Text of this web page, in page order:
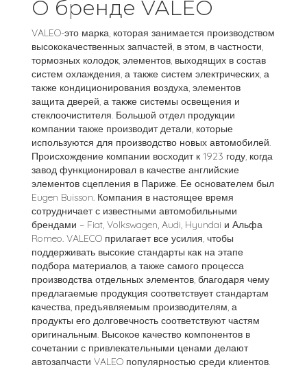
О бренде VALEO
VALEO-это марка, которая занимается производством
высококачественных запчастей, в этом, в частности,
тормозных колодок, элементов, выходящих в состав
систем охлаждения, а также систем электрических, а
также кондиционирования воздуха, элементов
защита дверей, а также системы освещения и
стеклоочистителя. Большой отдел продукции
компании также производит детали, которые
используются для производство новых автомобилей.
Происхождение компании восходит к 1923 году, когда
завод функционировал в качестве английские
элементов сцепления в Париже. Ее основателем был
Eugen Buisson. Компания в настоящее время
сотрудничает с известными автомобильными
брендами – Fiat, Volkswagen, Audi, Hyundai и Альфа
Romeo. VALECO прилагает все усилия, чтобы
поддерживать высокие стандарты как на этапе
подбора материалов, а также самого процесса
производства отдельных элементов, благодаря чему
предлагаемые продукция соответствует стандартам
качества, предъявляемым производителям, а
продукты его долговечность соответствуют частям
оригинальным. Высокое качество компонентов в
сочетании с привлекательными ценами делают
автозапчасти VALEO популярностью среди клиентов.